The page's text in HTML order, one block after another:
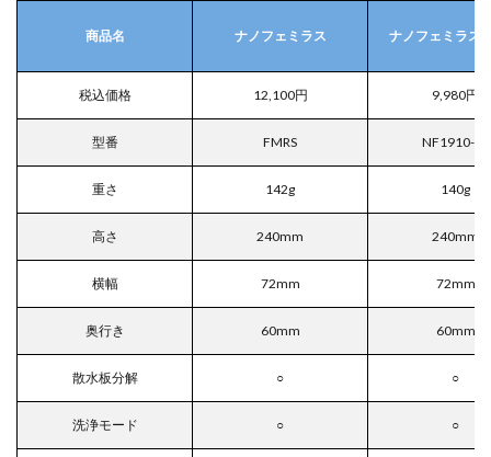
商品名 ナノフェミラス ナノフェミラス
税込価格 12,100円 9,980円
型番 FMRS NF1910-L1
重さ 142g 140g
高さ 240mm 240mm
横幅 72mm 72mm
奥行き 60mm 60mm
散水板分解 ○ ○
洗浄モード ○ ○